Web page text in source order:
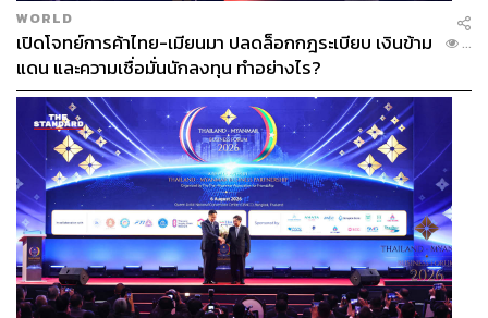
WORLD
เปิดโจทย์การค้าไทย-เมียนมา ปลดล็อกกฎระเบียบ เงินข้าม
แดน และความเชื่อมั่นนักลงทุน ทำอย่างไร?
...